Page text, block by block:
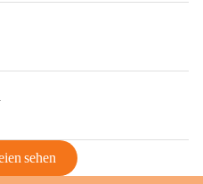
sehen